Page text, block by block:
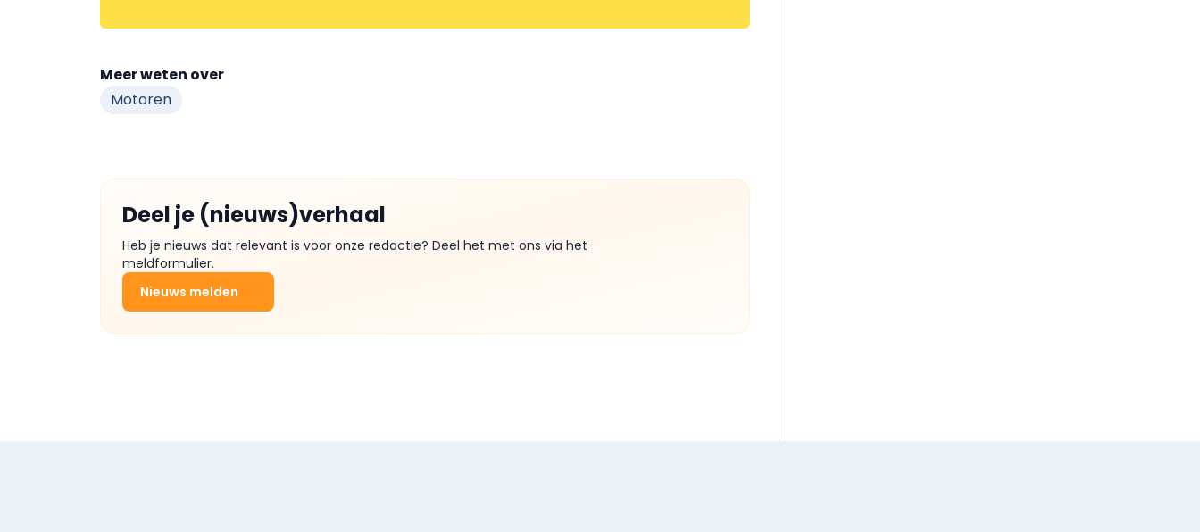
Meer weten over
Motoren
Deel je (nieuws)verhaal
Heb je nieuws dat relevant is voor onze redactie? Deel het met ons via het
meldformulier.
Nieuws melden